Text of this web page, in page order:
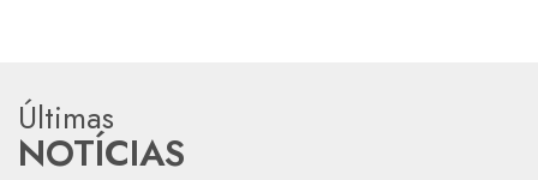
Últimas
NOTÍCIAS